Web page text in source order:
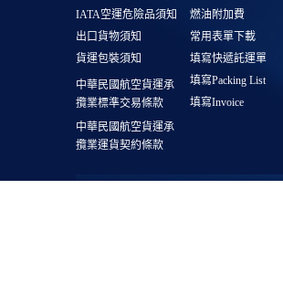
IATA空運危險品須知
出口貨物須知
貨運包裝須知
中華民國航空貨運承
攬業標準交易條款
中華民國航空貨運承
攬業運貨契約條款
燃油附加費
常用表單下載
填寫快遞託運單
填寫Packing List
填寫Invoice